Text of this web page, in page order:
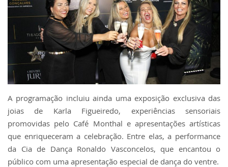
A programação incluiu ainda uma exposição exclusiva das
joias de Karla Figueiredo, experiências sensoriais
promovidas pelo Café Monthal e apresentações artísticas
que enriqueceram a celebração. Entre elas, a performance
da Cia de Dança Ronaldo Vasconcelos, que encantou o
público com uma apresentação especial de dança do ventre.